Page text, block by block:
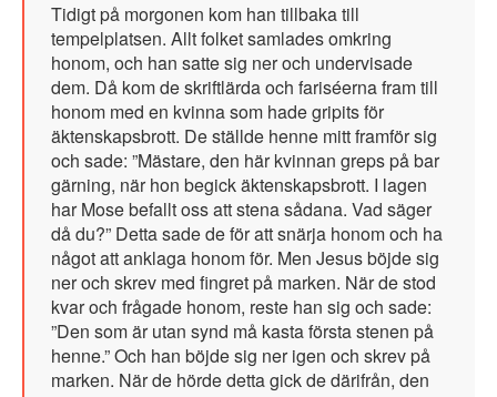
Tidigt på morgonen kom han tillbaka till
tempelplatsen. Allt folket samlades omkring
honom, och han satte sig ner och undervisade
dem. Då kom de skriftlärda och fariséerna fram till
honom med en kvinna som hade gripits för
äktenskapsbrott. De ställde henne mitt framför sig
och sade: ”Mästare, den här kvinnan greps på bar
gärning, när hon begick äktenskapsbrott. I lagen
har Mose befallt oss att stena sådana. Vad säger
då du?” Detta sade de för att snärja honom och ha
något att anklaga honom för. Men Jesus böjde sig
ner och skrev med fingret på marken. När de stod
kvar och frågade honom, reste han sig och sade:
”Den som är utan synd må kasta första stenen på
henne.” Och han böjde sig ner igen och skrev på
marken. När de hörde detta gick de därifrån, den